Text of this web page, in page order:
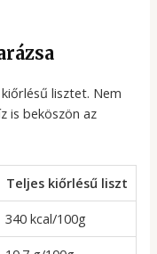
lisztet. Nem
is beköszön az
Teljes kiőrlésű liszt
340 kcal/100g